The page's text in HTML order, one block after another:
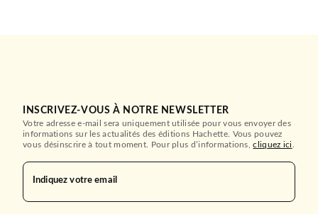
INSCRIVEZ-VOUS À NOTRE NEWSLETTER
Votre adresse e-mail sera uniquement utilisée pour vous envoyer des
informations sur les actualités des éditions Hachette. Vous pouvez
vous désinscrire à tout moment. Pour plus d’informations,cliquez ici
Indiquez votre email